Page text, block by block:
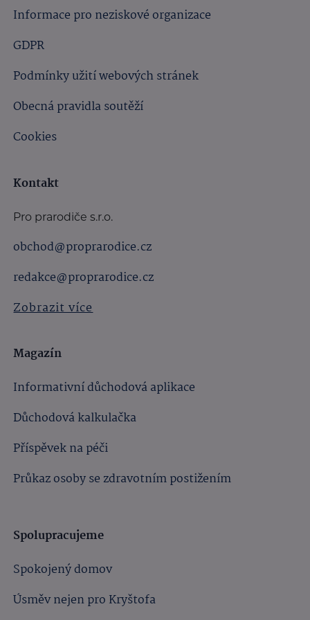
Informace pro neziskové organizace
GDPR
Podmínky užití webových stránek
Obecná pravidla soutěží
Cookies
Kontakt
Pro prarodiče s.r.o.
obchod@proprarodice.cz
redakce@proprarodice.cz
Zobrazit více
Magazín
Informativní důchodová aplikace
Důchodová kalkulačka
Příspěvek na péči
Průkaz osoby se zdravotním postižením
Spolupracujeme
Spokojený domov
Úsměv nejen pro Kryštofa